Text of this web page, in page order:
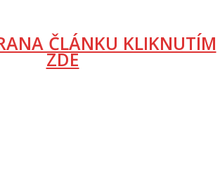
ČLÁNKU KLIKNUTÍM
ZDE